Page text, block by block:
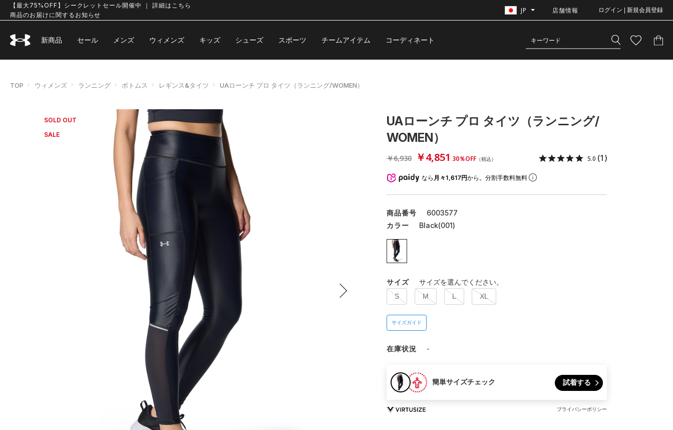
【最大75%OFF】シークレットセール開催中 ｜ 詳細はこちら
商品のお届けに関するお知らせ
JP 店舗情報 ログイン | 新規会員登録
新商品 セール メンズ ウィメンズ キッズ シューズ スポーツ チームアイテム コーディネート
TOP ウィメンズ ランニング ボトムス レギンス&タイツ UAローンチ プロ タイツ（ランニング/WOMEN）
SOLD OUT
SALE
UAローンチ プロ タイツ（ランニング/
WOMEN）
￥6,930 ￥4,851 30％OFF （税込） 5.0 (1)
なら 月々1,617円から。分割手数料無料
商品番号
6003577
カラー
Black(001)
サイズ サイズを選んでください。
S M L XL
サイズガイド
在庫状況 -
簡単サイズチェック 試着する
プライバシーポリシー